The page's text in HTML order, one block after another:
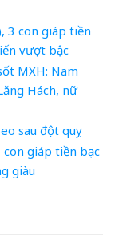
3 con giáp tiền
vượt bậc
MXH: Nam
Hách, nữ
sau đột quỵ
giáp tiền bạc
giàu